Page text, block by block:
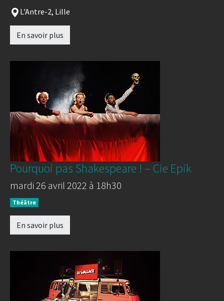
L'Antre-2, Lille
En savoir plus
Pourquoi pas Shakespeare ! – Cie Epik
mardi 26 avril 2022 à 18h30
Théâtre
En savoir plus